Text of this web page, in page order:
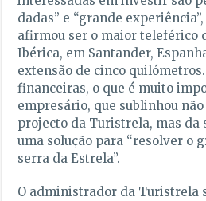
dadas” e “grande
afirmou ser o maior teleférico
Ibérica, em Santander,
extensão de cinco
financeiras, o que é muito
empresário, que sublinhou
projecto da Turistrela, mas da
uma solução para “resolver o
serra da Estrela”.
O administrador da Turistrela